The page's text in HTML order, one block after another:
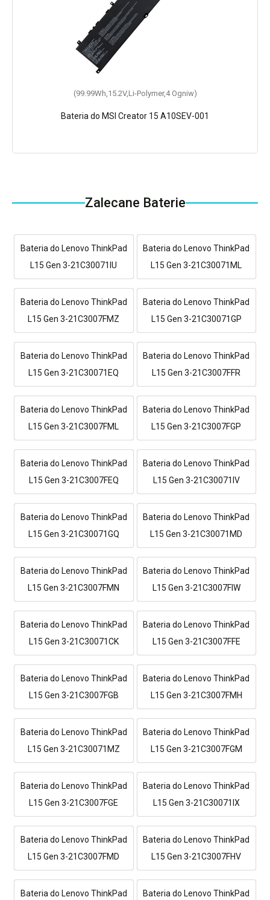
(99.99Wh,15.2V,Li-Polymer,4 Ogniw)
Bateria do MSI Creator 15 A10SEV-001
Zalecane Baterie
Bateria do Lenovo ThinkPad
L15 Gen 3-21C30071IU
Bateria do Lenovo ThinkPad
L15 Gen 3-21C30071ML
Bateria do Lenovo ThinkPad
L15 Gen 3-21C3007FMZ
Bateria do Lenovo ThinkPad
L15 Gen 3-21C30071GP
Bateria do Lenovo ThinkPad
L15 Gen 3-21C30071EQ
Bateria do Lenovo ThinkPad
L15 Gen 3-21C3007FFR
Bateria do Lenovo ThinkPad
L15 Gen 3-21C3007FML
Bateria do Lenovo ThinkPad
L15 Gen 3-21C3007FGP
Bateria do Lenovo ThinkPad
L15 Gen 3-21C3007FEQ
Bateria do Lenovo ThinkPad
L15 Gen 3-21C30071IV
Bateria do Lenovo ThinkPad
L15 Gen 3-21C30071GQ
Bateria do Lenovo ThinkPad
L15 Gen 3-21C30071MD
Bateria do Lenovo ThinkPad
L15 Gen 3-21C3007FMN
Bateria do Lenovo ThinkPad
L15 Gen 3-21C3007FIW
Bateria do Lenovo ThinkPad
L15 Gen 3-21C30071CK
Bateria do Lenovo ThinkPad
L15 Gen 3-21C3007FFE
Bateria do Lenovo ThinkPad
L15 Gen 3-21C3007FGB
Bateria do Lenovo ThinkPad
L15 Gen 3-21C3007FMH
Bateria do Lenovo ThinkPad
L15 Gen 3-21C30071MZ
Bateria do Lenovo ThinkPad
L15 Gen 3-21C3007FGM
Bateria do Lenovo ThinkPad
L15 Gen 3-21C3007FGE
Bateria do Lenovo ThinkPad
L15 Gen 3-21C30071IX
Bateria do Lenovo ThinkPad
L15 Gen 3-21C3007FMD
Bateria do Lenovo ThinkPad
L15 Gen 3-21C3007FHV
Bateria do Lenovo ThinkPad
Bateria do Lenovo ThinkPad